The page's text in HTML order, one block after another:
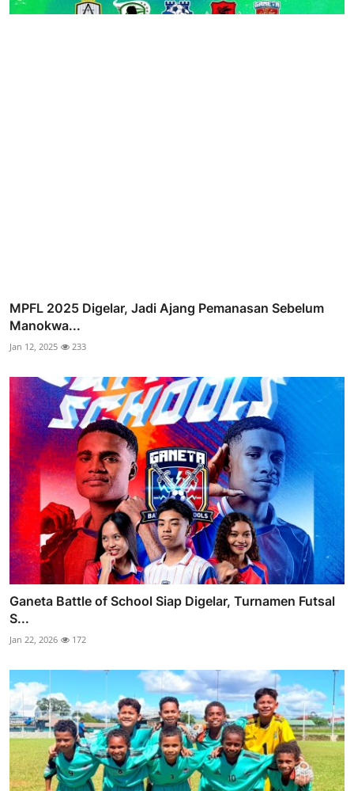
MPFL 2025 Digelar, Jadi Ajang Pemanasan Sebelum
Manokwa...
Jan 12, 2025 233
Ganeta Battle of School Siap Digelar, Turnamen Futsal
S...
Jan 22, 2026 172